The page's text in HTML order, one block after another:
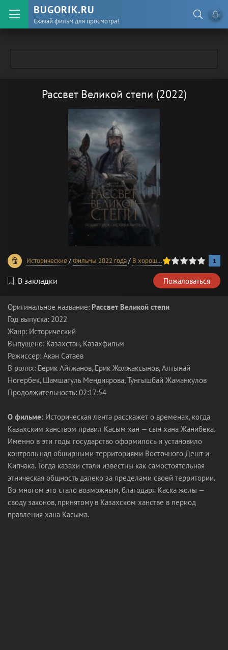
BUGORIK.RU
Скачай фильм для просмотра!
Рассвет Великой степи (2022)
Исторические /Фильмы 2022 года/ В хорошем качестве
20 1 2 3 4 5 1
В закладки Пожаловаться
Оригинальное название: Рассвет Великой степи
Год выпуска: 2022
Жанр: Исторический
Выпущено: Казахстан, Казахфильм
Режиссер: Акан Сатаев
В ролях: Берик Айтжанов, Ерик Жолжаксынов, Алтынай
Ногербек, Шамшагуль Мендиярова, Тунгышбай Жаманкулов
Продолжительность: 02:17:54
О фильме: Историческая лента расскажет о временах, когда
Казахским ханством правил Касым хан — сын хана Жанибека.
Именно в эти годы государство оформилось и установило
контроль над обширными территориями Восточного Дешт-и-
Кипчака. Тогда казахи стали известны как самостоятельная
этническая общность далеко за пределами своей территории.
Во многом это стало возможным, благодаря Каска жолы —
своду законов, принятому в Казахском ханстве в период
правления хана Касыма.